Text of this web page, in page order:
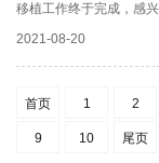
移植工作终于完成，感
2021-08-20
首页 1 2
9 10 尾页